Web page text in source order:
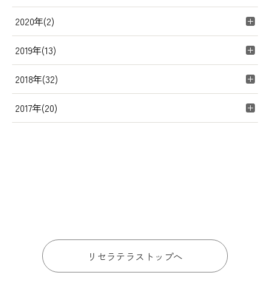
2020年(2)
2019年(13)
2018年(32)
2017年(20)
リセラテラストップへ